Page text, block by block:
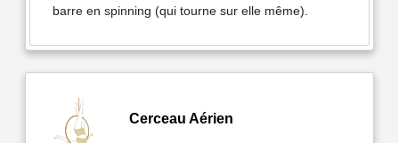
barre en spinning (qui tourne sur elle même).
Cerceau Aérien